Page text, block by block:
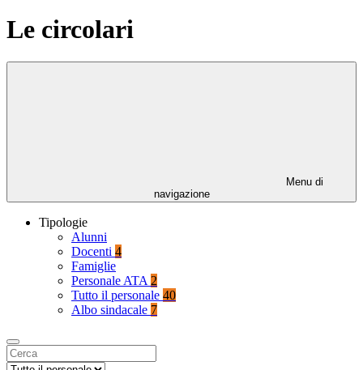
Le circolari
Menu di
navigazione
Tipologie
Alunni
Docenti 4
Famiglie
Personale ATA 2
Tutto il personale 40
Albo sindacale 7